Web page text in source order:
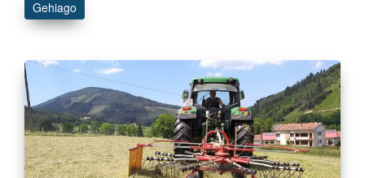
Gehiago